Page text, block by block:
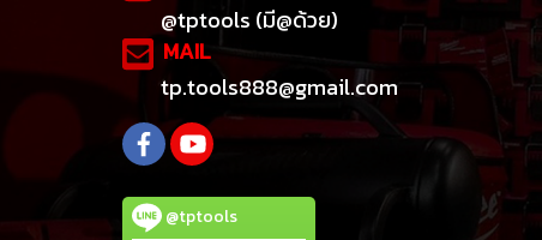
@tptools (มี@ด้วย)
MAIL
tp.tools888@gmail.com
@tptools